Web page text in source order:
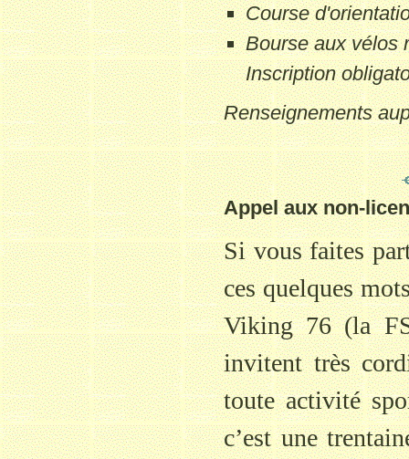
Course
Bourse aux vélos
Inscription
Renseignements
Appel aux non-
Si vous faites
ces quelques
Viking 76 (la
invitent très
toute activité
c’est une